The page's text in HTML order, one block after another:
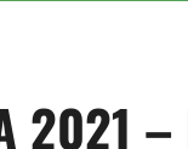
2021